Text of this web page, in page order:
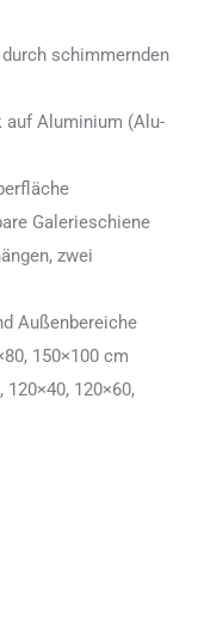
schimmernden
Aluminium (Alu-
Galerieschiene
zwei
Außenbereiche
150×100 cm
120×40, 120×60,